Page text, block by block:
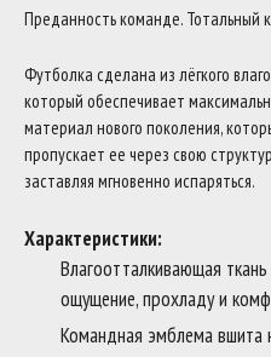
Преданность команде. Тотальный
Футболка сделана из лёгкого
который обеспечивает
материал нового поколения,
пропускает ее через свою
заставляя мгновенно испаряться.
Характеристики:
Влагоотталкивающая
ощущение, прохладу и
Командная эмблема вшита